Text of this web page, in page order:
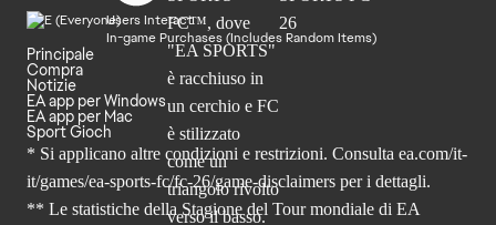
Users Interact
In-game Purchases (Includes Random Items)
Principale
Compra
Notizie
EA app per Windows
EA app per Mac
Sport Gioch
* Si applicano altre condizioni e restrizioni. Consulta ea.com/it-
it/games/ea-sports-fc/fc-26/game-disclaimers per i dettagli.
** Le statistiche della Stagione del Tour mondiale di EA